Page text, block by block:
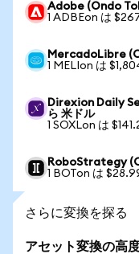
Adobe (Ondo
1 ADBEon は
MercadoLibre
1 MELIon は
Direxion Daily
ら 米ドル
1 SOXLon は
RoboStrategy
1 BOTon は
さらに変換を探る
アセット変換の高